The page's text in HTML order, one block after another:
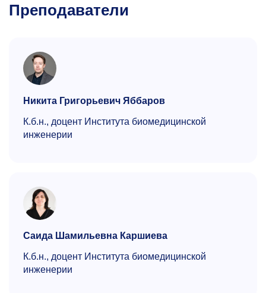
Преподаватели
Никита Григорьевич Яббаров
К.б.н., доцент Института биомедицинской
инженерии
Саида Шамильевна Каршиева
К.б.н., доцент Института биомедицинской
инженерии